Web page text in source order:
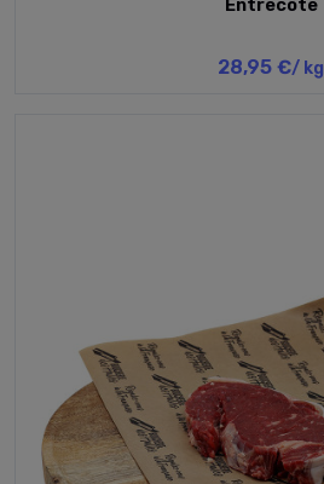
Entrecôte
28,95 €/ kg